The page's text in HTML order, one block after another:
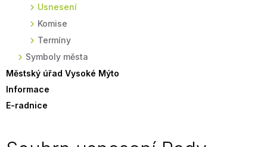
Usnesení
Komise
Termíny
Symboly města
Městský úřad Vysoké Mýto
Informace
E-radnice